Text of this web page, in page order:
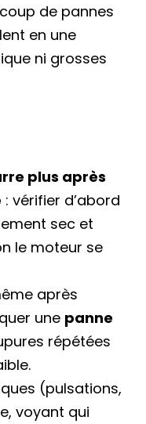
de pannes
en une
ni grosses
plus après
: vérifier d’abord
sec et
le moteur se
après
une panne
répétées
(pulsations,
voyant qui